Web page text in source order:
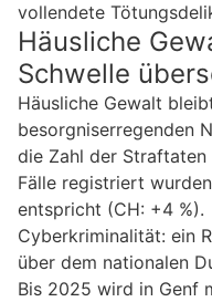
vollendete
Häusliche
Schwelle
Häusliche Gewalt
besorgniserregenden
die Zahl der
Fälle registriert
entspricht (CH: +4 %).
Cyberkriminalität: ein
über dem nationalen
Bis 2025 wird in Genf